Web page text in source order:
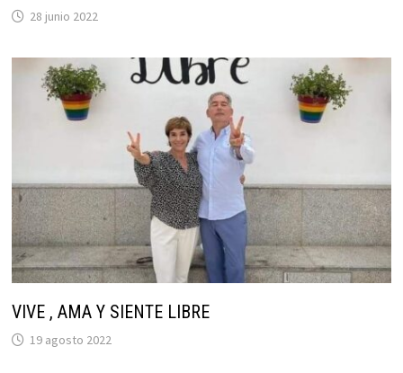
28 junio 2022
VIVE , AMA Y SIENTE LIBRE
19 agosto 2022